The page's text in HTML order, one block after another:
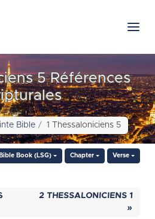
5 Références
Bible 1 Thessaloniciens 5
Bible Book (LSG) Chapter Verse
2 THESSALONICIENS 1
»